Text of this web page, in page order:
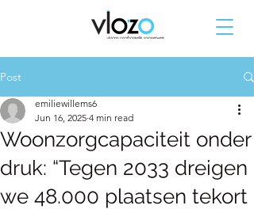
Post
Woonzorgcapaciteit onder
druk: “Tegen 2033 dreigen
we 48.000 plaatsen tekort
emiliewillems6
Jun 16, 2025 4 min read